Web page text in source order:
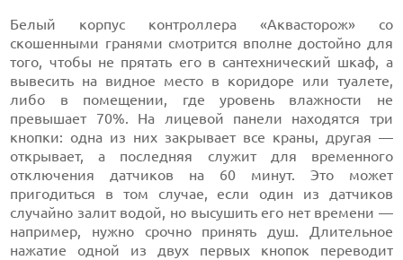
Белый корпус контроллера «Аквасторож» со
скошенными гранями смотрится вполне достойно для
того, чтобы не прятать его в сантехнический шкаф, а
вывесить на видное место в коридоре или туалете,
либо в помещении, где уровень влажности не
превышает 70%. На лицевой панели находятся три
кнопки: одна из них закрывает все краны, другая —
открывает, а последняя служит для временного
отключения датчиков на 60 минут. Это может
пригодиться в том случае, если один из датчиков
случайно залит водой, но высушить его нет времени —
например, нужно срочно принять душ. Длительное
нажатие одной из двух первых кнопок переводит